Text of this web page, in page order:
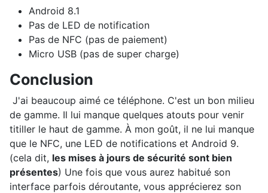
Android 8.1
Pas de LED de notification
Pas de NFC (pas de paiement)
Micro USB (pas de super charge)
Conclusion
J'ai beaucoup aimé ce téléphone. C'est un bon milieu
de gamme. Il lui manque quelques atouts pour venir
titiller le haut de gamme. À mon goût, il ne lui manque
que le NFC, une LED de notifications et Android 9.
(cela dit, les mises à jours de sécurité sont bien
présentes) Une fois que vous aurez habitué son
interface parfois déroutante, vous apprécierez son